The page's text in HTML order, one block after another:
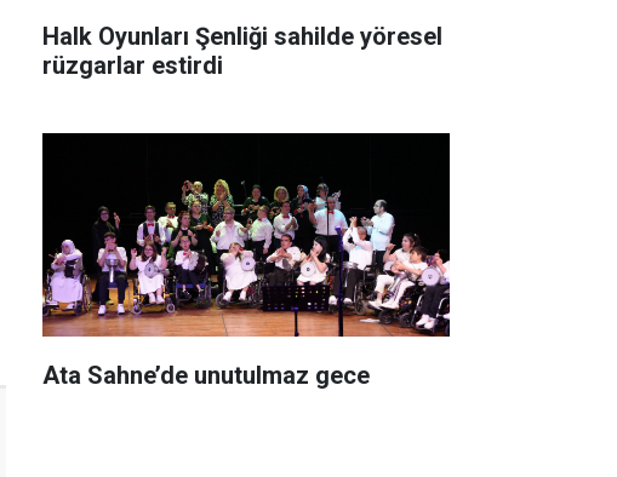
Halk Oyunları Şenliği sahilde yöresel
rüzgarlar estirdi
Ata Sahne’de unutulmaz gece